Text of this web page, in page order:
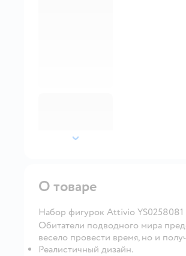
далее
О товаре
Набор фигурок Attivio YS0258081
Обитатели подводного мира
весело провести время, но и
Реалистичный дизайн.